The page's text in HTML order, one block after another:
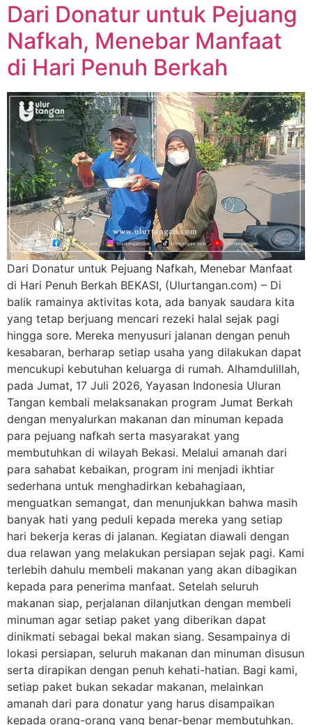
Dari Donatur untuk Pejuang
Nafkah, Menebar Manfaat
di Hari Penuh Berkah
Dari Donatur untuk Pejuang Nafkah, Menebar Manfaat
di Hari Penuh Berkah BEKASI, (Ulurtangan.com) – Di
balik ramainya aktivitas kota, ada banyak saudara kita
yang tetap berjuang mencari rezeki halal sejak pagi
hingga sore. Mereka menyusuri jalanan dengan penuh
kesabaran, berharap setiap usaha yang dilakukan dapat
mencukupi kebutuhan keluarga di rumah. Alhamdulillah,
pada Jumat, 17 Juli 2026, Yayasan Indonesia Uluran
Tangan kembali melaksanakan program Jumat Berkah
dengan menyalurkan makanan dan minuman kepada
para pejuang nafkah serta masyarakat yang
membutuhkan di wilayah Bekasi. Melalui amanah dari
para sahabat kebaikan, program ini menjadi ikhtiar
sederhana untuk menghadirkan kebahagiaan,
menguatkan semangat, dan menunjukkan bahwa masih
banyak hati yang peduli kepada mereka yang setiap
hari bekerja keras di jalanan. Kegiatan diawali dengan
dua relawan yang melakukan persiapan sejak pagi. Kami
terlebih dahulu membeli makanan yang akan dibagikan
kepada para penerima manfaat. Setelah seluruh
makanan siap, perjalanan dilanjutkan dengan membeli
minuman agar setiap paket yang diberikan dapat
dinikmati sebagai bekal makan siang. Sesampainya di
lokasi persiapan, seluruh makanan dan minuman disusun
serta dirapikan dengan penuh kehati-hatian. Bagi kami,
setiap paket bukan sekadar makanan, melainkan
amanah dari para donatur yang harus disampaikan
kepada orang-orang yang benar-benar membutuhkan.